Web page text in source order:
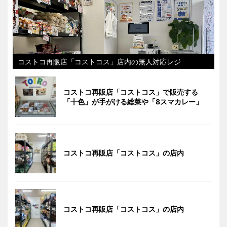
コストコ再販店「コストコス」店内の無人対応レジ
コストコ再販店「コストコス」で販売する
「十色」が手がける総菜や「8スマカレー」
コストコ再販店「コストコス」の店内
コストコ再販店「コストコス」の店内